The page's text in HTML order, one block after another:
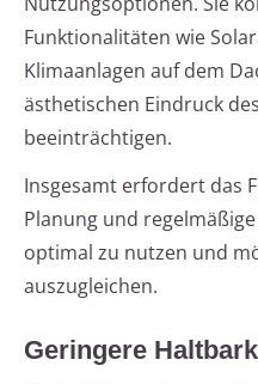
Funktionalitäten wie
Klimaanlagen auf dem
ästhetischen Eindruck
beeinträchtigen.
Insgesamt erfordert das
Planung und
optimal zu nutzen und
auszugleichen.
Geringere